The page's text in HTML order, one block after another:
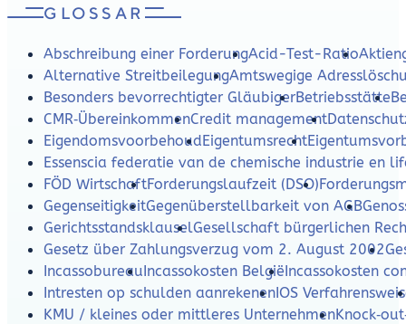
GLOSSAR
Abschreibung einer ForderungAcid-Test-Ratio
Alternative StreitbeilegungAmtswegige
Besonders bevorrechtigter GläubigerBetriebsstätte
CMR‑ÜbereinkommenCredit management
EigendomsvoorbehoudEigentumsrecht
Essenscia federatie van de chemische industrie en
FÖD WirtschaftForderungslaufzeit (DSO)
GegenseitigkeitGegenüberstellbarkeit von AGB
GerichtsstandsklauselGesellschaft bürgerlichen
Gesetz über Zahlungsverzug vom 2. August 2002
IncassobureauIncassokosten BelgiëIncassokosten
Intresten op schulden aanrekenenIOS
KMU / kleines oder mittleres Unternehmen